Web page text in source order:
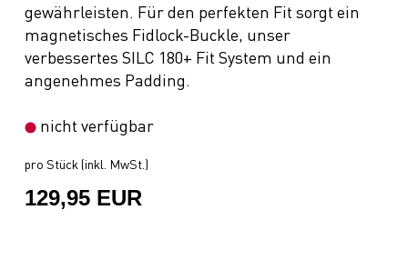
gewährleisten. Für den perfekten Fit sorgt ein
magnetisches Fidlock-Buckle, unser
verbessertes SILC 180+ Fit System und ein
angenehmes Padding.
nicht verfügbar
pro Stück (inkl. MwSt.)
129,95 EUR